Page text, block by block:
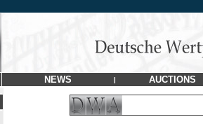
NEWS | AUCTIONS